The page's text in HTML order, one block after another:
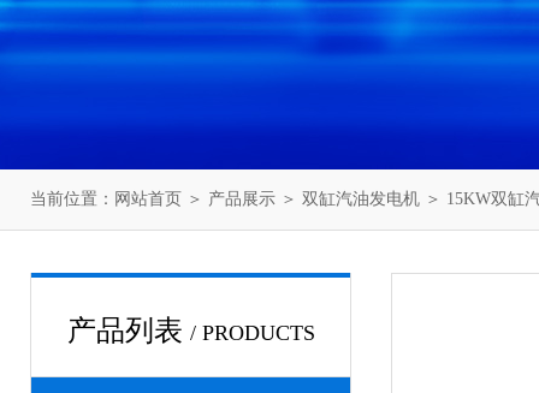
当前位置： 网站首页 ＞ 产品展示 ＞ 双缸汽油发电机 ＞ 15KW双缸
产品列表 / PRODUCTS